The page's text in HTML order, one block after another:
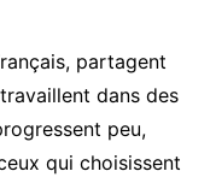
partagent
dans des
peu,
qui choisissent